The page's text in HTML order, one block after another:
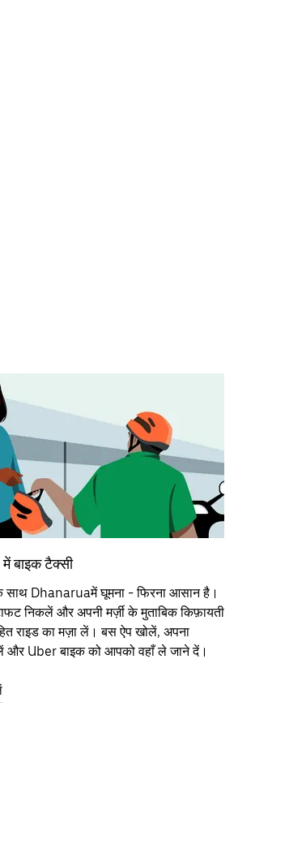
बाइक टैक्सी
Dhanaruaमें घूमना - फिरना आसान है।
निकलें और अपनी मर्ज़ी के मुताबिक किफ़ायती
राइड का मज़ा लें। बस ऐप खोलें, अपना
और Uber बाइक को आपको वहाँ ले जाने दें।